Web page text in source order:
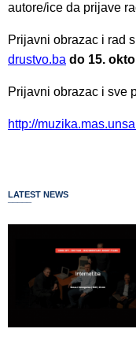
autore/ice da prijave
Prijavni obrazac i rad
drustvo.ba do 15.
Prijavni obrazac i sve
http://
LATEST NEWS